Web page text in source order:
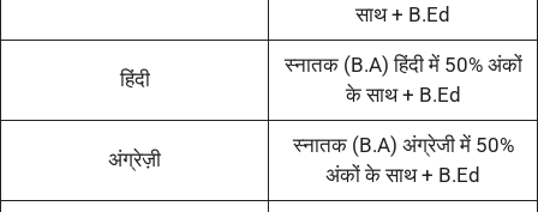
साथ + B.Ed
हिंदी
स्नातक (B.A) हिंदी में 50% अंकों
के साथ + B.Ed
अंग्रेज़ी
स्नातक (B.A) अंग्रेजी में 50%
अंकों के साथ + B.Ed